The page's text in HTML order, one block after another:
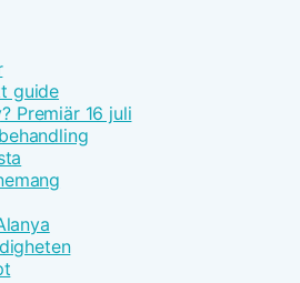
guide
Premiär 16 juli